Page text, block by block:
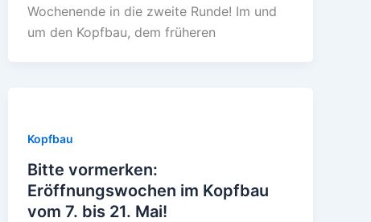
Wochenende in die zweite Runde! Im und
um den Kopfbau, dem früheren
Kopfbau
Bitte vormerken:
Eröffnungswochen im Kopfbau
vom 7. bis 21. Mai!